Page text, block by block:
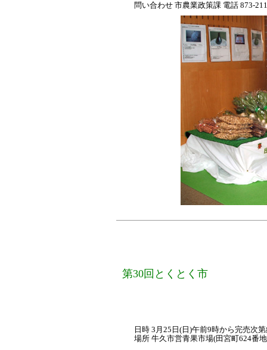
問い合わせ 市農業政策課 電話 873-
第30回とくとく市
日時 3月25日(日)午前9時から完売次
場所 牛久市営青果市場(田宮町624番